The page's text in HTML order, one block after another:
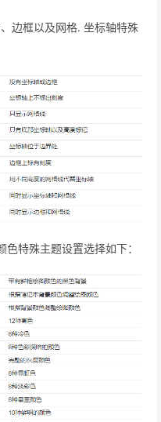
边框以及网格. 坐标轴特殊
特殊主题设置选择如下：